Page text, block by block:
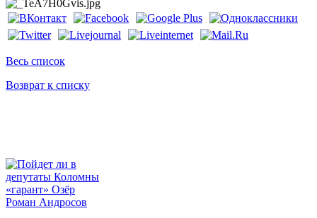
Весь список
Возврат к списку